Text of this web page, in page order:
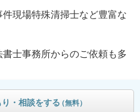
現場特殊清掃士など豊富な
士事務所からのご依頼も多
・相談をする（無料）